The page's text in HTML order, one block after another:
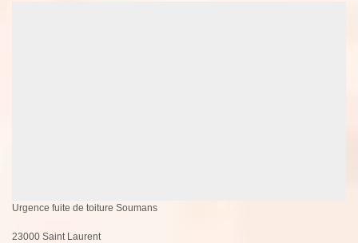
Urgence fuite de toiture Soumans
23000 Saint Laurent